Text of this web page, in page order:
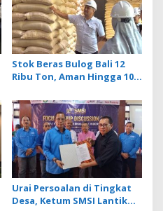
Stok Beras Bulog Bali 12
Ribu Ton, Aman Hingga 10
Urai Persoalan di Tingkat
Desa, Ketum SMSI Lantik